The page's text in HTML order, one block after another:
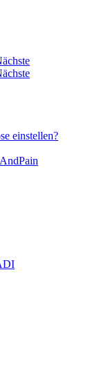
einstellen?